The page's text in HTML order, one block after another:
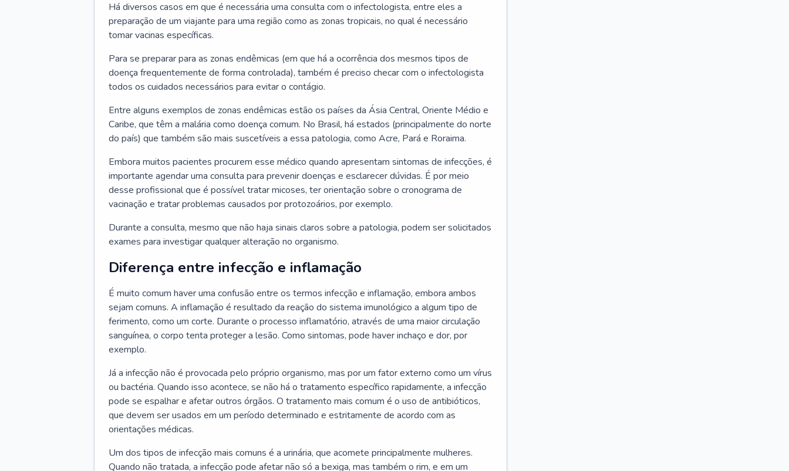
Há diversos casos em que é necessária uma consulta com o infectologista, entre eles a
preparação de um viajante para uma região como as zonas tropicais, no qual é necessário
tomar vacinas específicas.
Para se preparar para as zonas endêmicas (em que há a ocorrência dos mesmos tipos de
doença frequentemente de forma controlada), também é preciso checar com o infectologista
todos os cuidados necessários para evitar o contágio.
Entre alguns exemplos de zonas endêmicas estão os países da Ásia Central, Oriente Médio e
Caribe, que têm a malária como doença comum. No Brasil, há estados (principalmente do norte
do país) que também são mais suscetíveis a essa patologia, como Acre, Pará e Roraima.
Embora muitos pacientes procurem esse médico quando apresentam sintomas de infecções, é
importante agendar uma consulta para prevenir doenças e esclarecer dúvidas. É por meio
desse profissional que é possível tratar micoses, ter orientação sobre o cronograma de
vacinação e tratar problemas causados por protozoários, por exemplo.
Durante a consulta, mesmo que não haja sinais claros sobre a patologia, podem ser solicitados
exames para investigar qualquer alteração no organismo.
Diferença entre infecção e inflamação
É muito comum haver uma confusão entre os termos infecção e inflamação, embora ambos
sejam comuns. A inflamação é resultado da reação do sistema imunológico a algum tipo de
ferimento, como um corte. Durante o processo inflamatório, através de uma maior circulação
sanguínea, o corpo tenta proteger a lesão. Como sintomas, pode haver inchaço e dor, por
exemplo.
Já a infecção não é provocada pelo próprio organismo, mas por um fator externo como um vírus
ou bactéria. Quando isso acontece, se não há o tratamento específico rapidamente, a infecção
pode se espalhar e afetar outros órgãos. O tratamento mais comum é o uso de antibióticos,
que devem ser usados em um período determinado e estritamente de acordo com as
orientações médicas.
Um dos tipos de infecção mais comuns é a urinária, que acomete principalmente mulheres.
Quando não tratada, a infecção pode afetar não só a bexiga, mas também o rim, e em um